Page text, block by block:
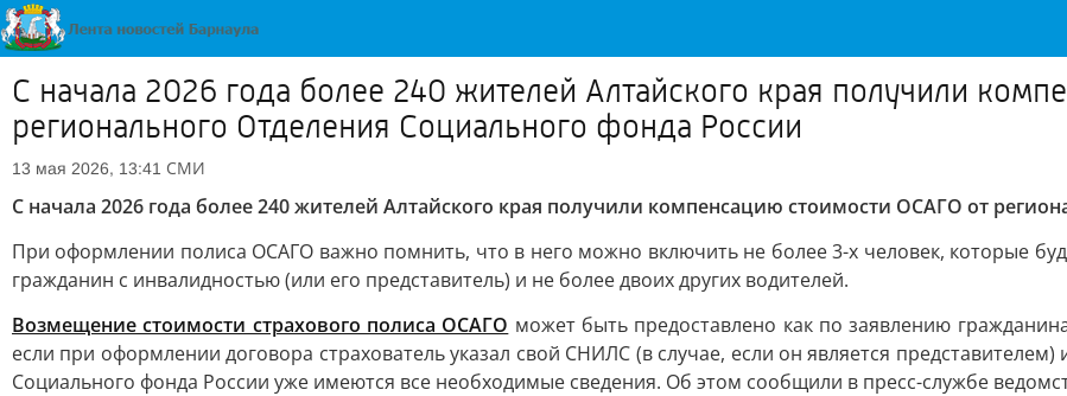
С начала 2026 года более 240 жителей Алтайского края получили
регионального Отделения Социального фонда России
13 мая 2026, 13:41 СМИ
С начала 2026 года более 240 жителей Алтайского края получили компенсацию стоимости ОСАГО от
При оформлении полиса ОСАГО важно помнить, что в него можно включить не более 3-х человек, которые
гражданин с инвалидностью (или его представитель) и не более двоих других водителей.
Возмещение стоимости страхового полиса ОСАГО может быть предоставлено как по заявлению
если при оформлении договора страхователь указал свой СНИЛС (в случае, если он является
Социального фонда России уже имеются все необходимые сведения. Об этом сообщили в пресс-службе